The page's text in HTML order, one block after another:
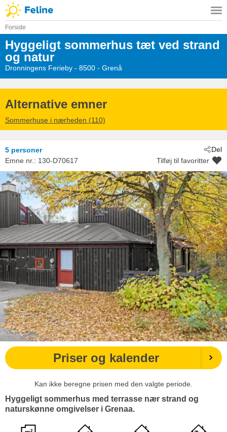
Forside
Hyggeligt sommerhus tæt ved strand
og natur
Dronningens Ferieby - 8500 - Grenå
Alternative emner
Sommerhuse i nærheden (110)
Del
5 personer
Emne nr.: 130-D70617 Tilføj til favoritter
Priser og kalender
Kan ikke beregne prisen med den valgte periode.
Hyggeligt sommerhus med terrasse nær strand og
naturskønne omgivelser i Grenaa.